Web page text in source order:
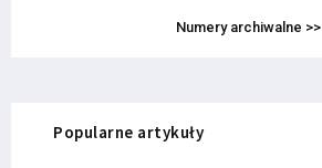
Numery archiwalne >>
Popularne artykuły